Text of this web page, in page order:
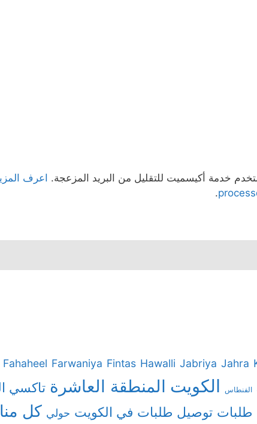
خدمة أكيسميت للتقليل من البريد المزعجة. اعرف
.
Fahaheel Farwaniya Fintas Hawalli Jabriya Jahra
الفنطاس الكويت المنطقة العاشرة تاكسي
طلبات توصيل طلبات في الكويت حولي كل